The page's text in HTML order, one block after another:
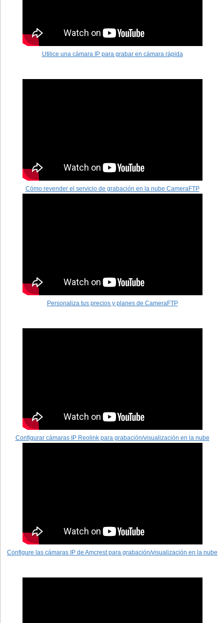
Utilice una cámara IP para grabar en cámara rápida
Cómo revender el servicio de grabación en la nube CameraFTP
Personaliza tus precios y planes de CameraFTP
Configurar cámaras IP Reolink para grabación/visualización en la nube
Configure las cámaras IP de Amcrest para grabación/visualización en la nube